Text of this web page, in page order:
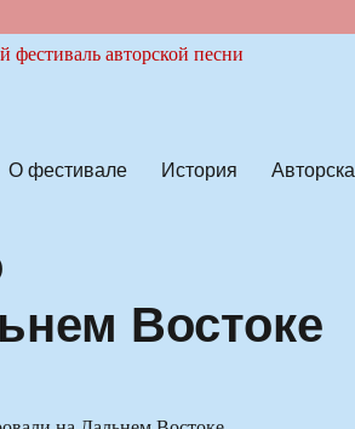
О фестивале История
Востоке